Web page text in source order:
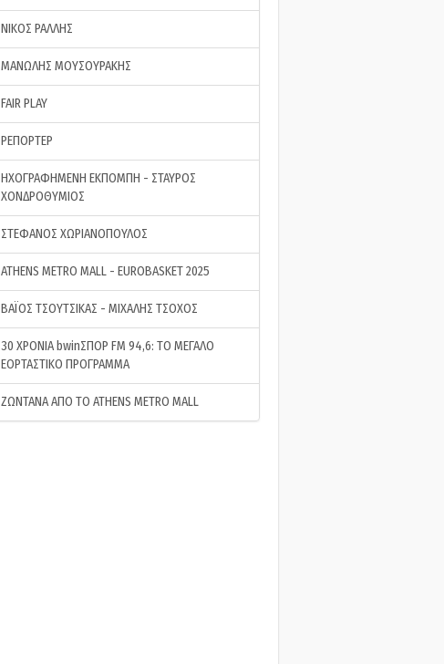
ΝΙΚΟΣ ΡΑΛΛΗΣ
ΜΑΝΩΛΗΣ ΜΟΥΣΟΥΡΑΚΗΣ
FAIR PLAY
ΡΕΠΟΡΤΕΡ
ΗΧΟΓΡΑΦΗΜΕΝΗ ΕΚΠΟΜΠΗ - ΣΤΑΥΡΟΣ
ΧΟΝΔΡΟΘΥΜΙΟΣ
ΣΤΕΦΑΝΟΣ ΧΩΡΙΑΝΟΠΟΥΛΟΣ
ATHENS METRO MALL - EUROBASKET 2025
ΒΑΪΟΣ ΤΣΟΥΤΣΙΚΑΣ - ΜΙΧΑΛΗΣ ΤΣΟΧΟΣ
30 ΧΡΟΝΙΑ bwinΣΠΟΡ FM 94,6: ΤΟ ΜΕΓΑΛΟ
ΕΟΡΤΑΣΤΙΚΟ ΠΡΟΓΡΑΜΜΑ
ΖΩΝΤΑΝΑ ΑΠΟ ΤΟ ATHENS METRO MALL